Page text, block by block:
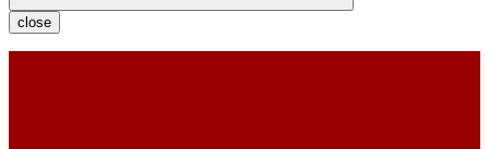
close